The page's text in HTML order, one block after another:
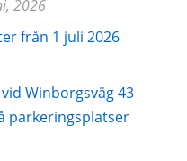
2026
från 1 juli 2026
Winborgsväg 43
parkeringsplatser